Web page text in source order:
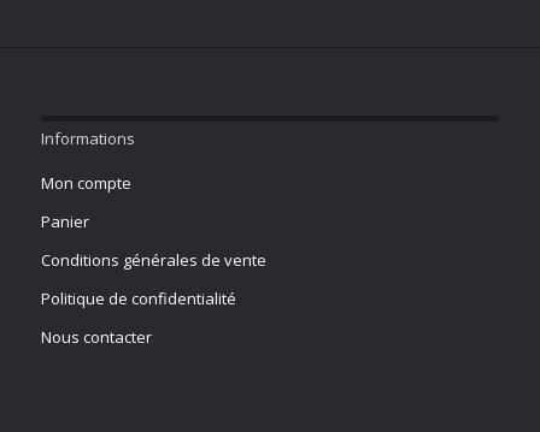
Informations
Mon compte
Panier
Conditions générales de vente
Politique de confidentialité
Nous contacter